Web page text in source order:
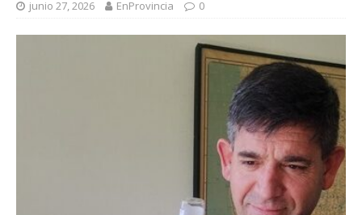
junio 27, 2026 EnProvincia 0